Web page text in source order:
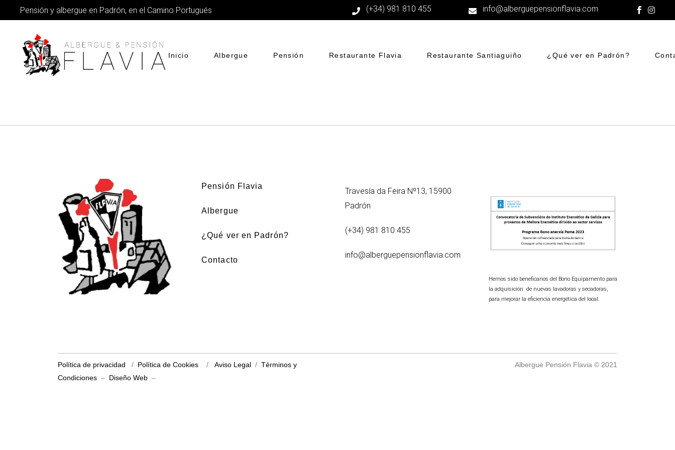
Pensión y albergue en Padrón, en el Camino Portugués (+34) 981 810 455 info@alberguepensionflavia.com
Inicio Albergue Pensión Restaurante Flavia Restaurante Santiaguiño ¿Qué ver en Padrón?
Pensión Flavia
Albergue
¿Qué ver en Padrón?
Contacto
Travesía da Feira Nº13, 15900
Padrón
(+34) 981 810 455
info@alberguepensionflavia.com
Hemos sido beneficarios del Bono Equipamento para
la adquisición de nuevas lavadoras y secadoras,
para mejorar la eficiencia energética del local.
Política de privacidad / Política de Cookies / Aviso Legal / Términos y
Condiciones – Diseño Web –
Albergue Pensión Flavia © 2021